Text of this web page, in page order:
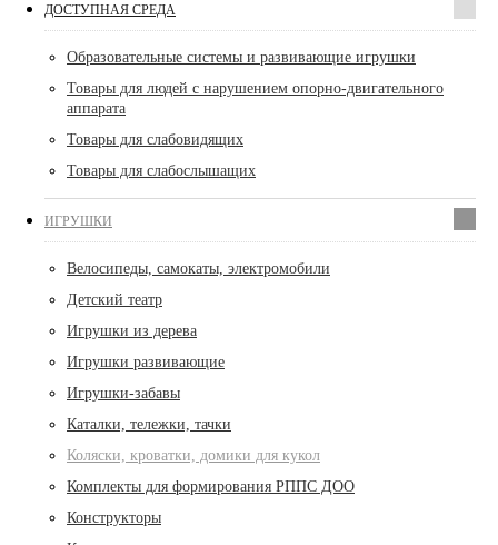
ДОСТУПНАЯ СРЕДА
Образовательные системы и развивающие игрушки
Товары для людей с нарушением опорно-двигательного
аппарата
Товары для слабовидящих
Товары для слабослышащих
ИГРУШКИ
Велосипеды, самокаты, электромобили
Детский театр
Игрушки из дерева
Игрушки развивающие
Игрушки-забавы
Каталки, тележки, тачки
Коляски, кроватки, домики для кукол
Комплекты для формирования РППС ДОО
Конструкторы